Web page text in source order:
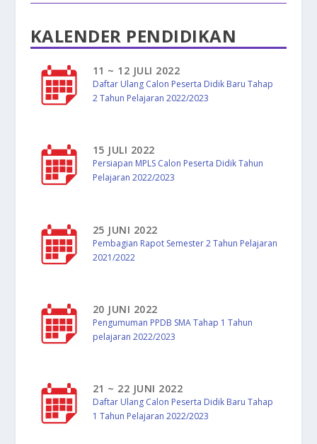
KALENDER PENDIDIKAN
11 ~ 12 JULI 2022
Daftar Ulang Calon Peserta Didik Baru Tahap
2 Tahun Pelajaran 2022/2023
15 JULI 2022
Persiapan MPLS Calon Peserta Didik Tahun
Pelajaran 2022/2023
25 JUNI 2022
Pembagian Rapot Semester 2 Tahun Pelajaran
2021/2022
20 JUNI 2022
Pengumuman PPDB SMA Tahap 1 Tahun
pelajaran 2022/2023
21 ~ 22 JUNI 2022
Daftar Ulang Calon Peserta Didik Baru Tahap
1 Tahun Pelajaran 2022/2023